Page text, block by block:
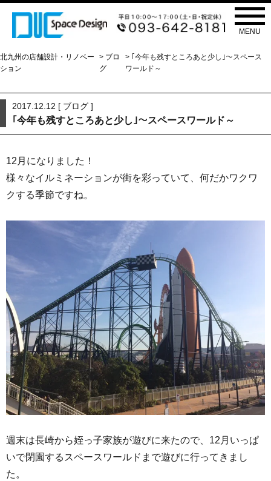
MENU
BLOG
北九州の店舗設計・リノベー
ション
> ブロ
グ
> ｢今年も残すところあと少し｣～スペース
ワールド～
2017.12.12 [ ブログ ]
｢今年も残すところあと少し｣～スペースワールド～
12月になりました！
様々なイルミネーションが街を彩っていて、何だかワクワ
クする季節ですね。
週末は長崎から姪っ子家族が遊びに来たので、12月いっぱ
いで閉園するスペースワールドまで遊びに行ってきまし
た。